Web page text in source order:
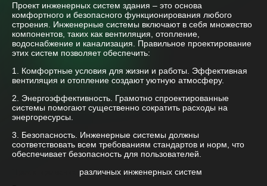
Проект инженерных систем здания – это основа
комфортного и безопасного функционирования любого
строения. Инженерные системы включают в себя множество
компонентов, таких как вентиляция, отопление,
водоснабжение и канализация. Правильное проектирование
этих систем позволяет обеспечить:
1. Комфортные условия для жизни и работы. Эффективная
вентиляция и отопление создают уютную атмосферу.
2. Энергоэффективность. Грамотно спроектированные
системы помогают существенно сократить расходы на
энергоресурсы.
3. Безопасность. Инженерные системы должны
соответствовать всем требованиям стандартов и норм, что
обеспечивает безопасность для пользователей.
различных инженерных систем